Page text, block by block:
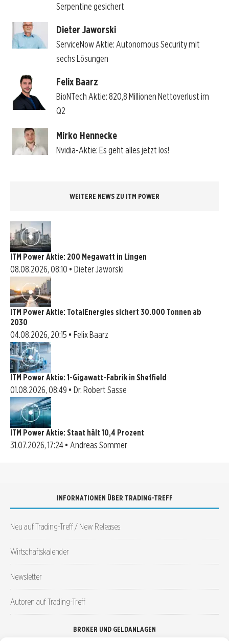
Serpentine gesichert
Dieter Jaworski
ServiceNow Aktie: Autonomous Security mit
sechs Lösungen
Felix Baarz
BioNTech Aktie: 820,8 Millionen Nettoverlust im
Q2
Mirko Hennecke
Nvidia-Aktie: Es geht alles jetzt los!
WEITERE NEWS ZU ITM POWER
ITM Power Aktie: 200 Megawatt in Lingen
08.08.2026, 08:10 • Dieter Jaworski
ITM Power Aktie: TotalEnergies sichert 30.000 Tonnen ab
2030
04.08.2026, 20:15 • Felix Baarz
ITM Power Aktie: 1-Gigawatt-Fabrik in Sheffield
01.08.2026, 08:49 • Dr. Robert Sasse
ITM Power Aktie: Staat hält 10,4 Prozent
31.07.2026, 17:24 • Andreas Sommer
INFORMATIONEN ÜBER TRADING-TREFF
Neu auf Trading-Treff / New Releases
Wirtschaftskalender
Newsletter
Autoren auf Trading-Treff
BROKER UND GELDANLAGEN